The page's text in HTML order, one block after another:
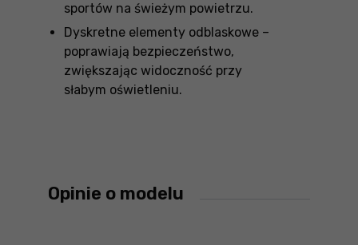
sportów na świeżym powietrzu.
Dyskretne elementy odblaskowe –
poprawiają bezpieczeństwo,
zwiększając widoczność przy
słabym oświetleniu.
Opinie o modelu